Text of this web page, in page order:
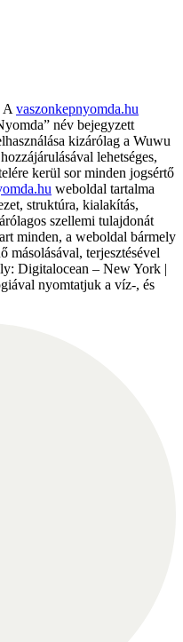
A vaszonkepnyomda.hu
név bejegyzett
kizárólag a Wuwu
lehetséges,
kerül sor minden jogsértő
weboldal tartalma
struktúra, kialakítás,
szellemi tulajdonát
minden, a weboldal bármely
másolásával, terjesztésével
Digitalocean – New York |
nyomtatjuk a víz-, és